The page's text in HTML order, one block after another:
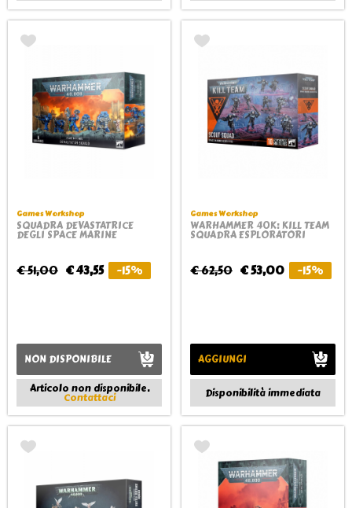
Games Workshop
SQUADRA DEVASTATRICE
DEGLI SPACE MARINE
€ 51,00 € 43,55 -15%
NON DISPONIBILE
Articolo non disponibile.
Contattaci
Games Workshop
WARHAMMER 40K: KILL TEAM
SQUADRA ESPLORATORI
€ 62,50 € 53,00 -15%
AGGIUNGI
Disponibilità immediata